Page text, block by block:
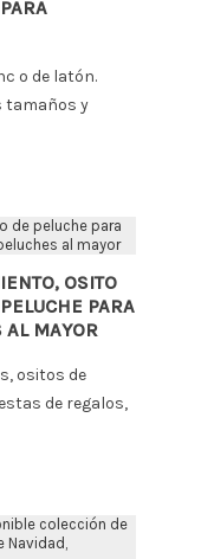
o de latón.
tamaños y
OSITO
PARA
AL MAYOR
ositos de
de regalos,